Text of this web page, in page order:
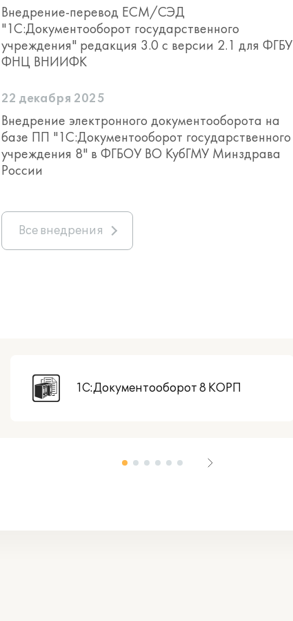
Внедрение-перевод ECM/СЭД
"1С:Документооборот государственного
учреждения" редакция 3.0 с версии 2.1 для ФГБУ
ФНЦ ВНИИФК
22 декабря 2025
Внедрение электронного документооборота на
базе ПП "1C:Документооборот государственного
учреждения 8" в ФГБОУ ВО КубГМУ Минздрава
России
Все внедрения
1С:Документооборот 8 КОРП